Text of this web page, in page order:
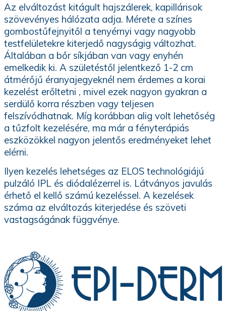
Az elváltozást kitágult hajszálerek, kapillárisok
szövevényes hálózata adja. Mérete a színes
gombostűfejnyitől a tenyérnyi vagy nagyobb
testfelületekre kiterjedő nagyságig változhat.
Általában a bőr síkjában van vagy enyhén
emelkedik ki. A születéstől jelentkező 1-2 cm
átmérőjű éranyajegyeknél nem érdemes a korai
kezelést erőltetni , mivel ezek nagyon gyakran a
serdülő korra részben vagy teljesen
felszívódhatnak. Míg korábban alig volt lehetőség
a tűzfolt kezelésére, ma már a fényterápiás
eszközökkel nagyon jelentős eredményeket lehet
elérni.
Ilyen kezelés lehetséges az ELOS technológiájú
pulzáló IPL és diódalézerrel is. Látványos javulás
érhető el kellő számú kezeléssel. A kezelések
száma az elváltozás kiterjedése és szöveti
vastagságának függvénye.